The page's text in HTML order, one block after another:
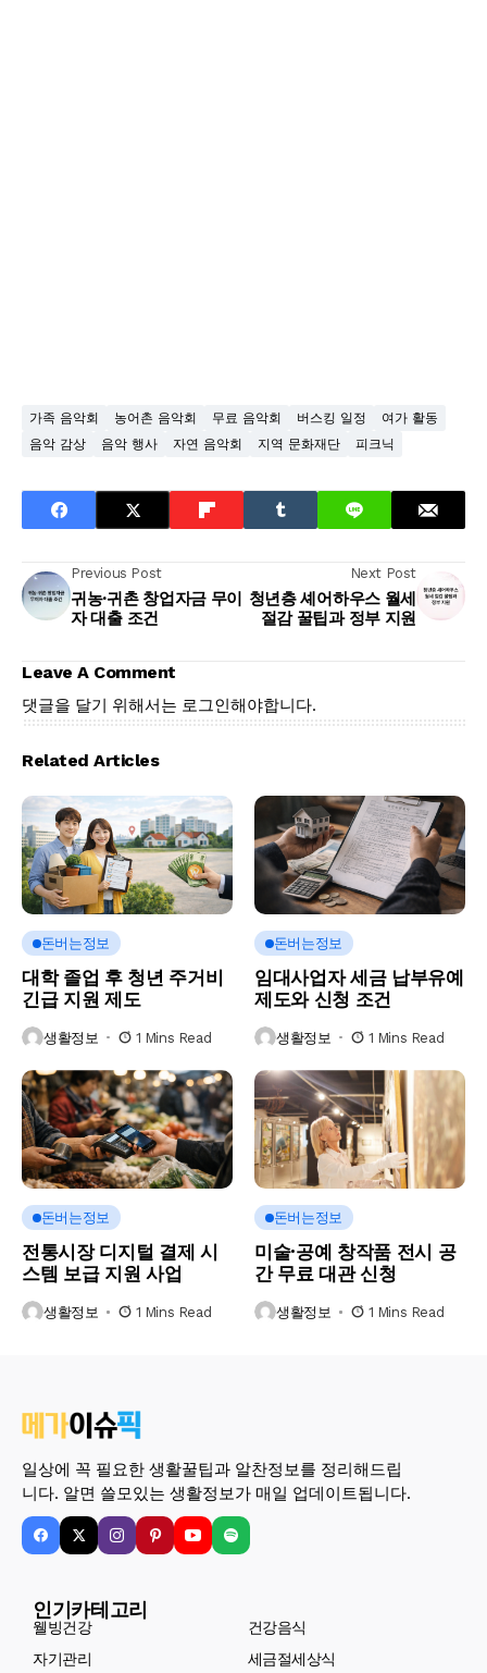
가족 음악회 농어촌 음악회 무료 음악회 버스킹 일정
여가 활동
음악 감상
음악 행사 자연 음악회 지역 문화재단 피크닉
Previous Post
귀농·귀촌 창업자금 무이
자 대출 조건
Next Post
청년층 셰어하우스 월세
절감 꿀팁과 정부 지원
Leave A Comment
댓글을 달기 위해서는 로그인해야합니다.
Related Articles
돈버는정보
대학 졸업 후 청년 주거비
긴급 지원 제도
생활정보 1 Mins Read
돈버는정보
임대사업자 세금 납부유예
제도와 신청 조건
생활정보 1 Mins Read
돈버는정보
전통시장 디지털 결제 시
스템 보급 지원 사업
생활정보 1 Mins Read
돈버는정보
미술·공예 창작품 전시 공
간 무료 대관 신청
생활정보 1 Mins Read
일상에 꼭 필요한 생활꿀팁과 알찬정보를 정리해드립
니다. 알면 쓸모있는 생활정보가 매일 업데이트됩니다.
인기카테고리
웰빙건강
건강음식
자기관리
세금절세상식